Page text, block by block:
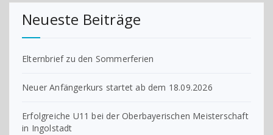
Neueste Beiträge
Elternbrief zu den Sommerferien
Neuer Anfängerkurs startet ab dem 18.09.2026
Erfolgreiche U11 bei der Oberbayerischen Meisterschaft
in Ingolstadt